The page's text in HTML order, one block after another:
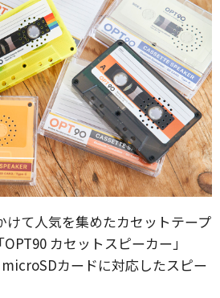
けて人気を集めたカセットテープ
カセットスピーカー」
カードに対応したスピー